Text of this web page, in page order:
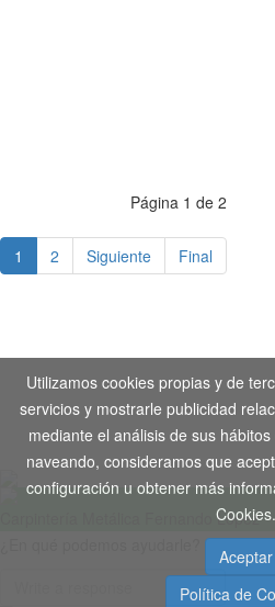
Página 1 de 2
1 2 Siguiente Final
Aviso Legal-Política de
Copyright © 2020. Todos los
Web by
Carpintería Metálica Fernando López
Utilizamos cookies propias y de
servicios y mostrarle publicidad
mediante el análisis de sus
naveando, consideramos que
configuración u obtener más
Cookies.
Aceptar
Política de